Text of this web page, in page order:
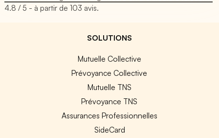
4.8 / 5 - à partir de103 avis.
SOLUTIONS
Mutuelle Collective
Prévoyance Collective
Mutuelle TNS
Prévoyance TNS
Assurances Professionnelles
SideCard